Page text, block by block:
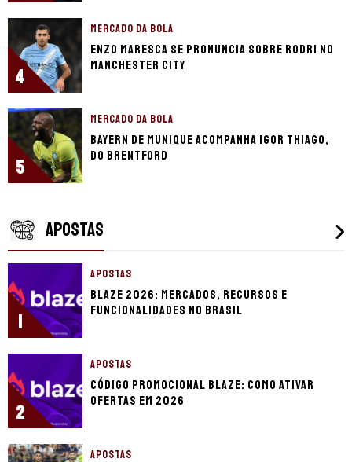
4
MERCADO DA BOLA
Enzo Maresca se pronuncia sobre Rodri no
Manchester City
5
MERCADO DA BOLA
Bayern de Munique acompanha Igor Thiago,
do Brentford
APOSTAS
1
APOSTAS
Blaze 2026: mercados, recursos e
funcionalidades no Brasil
2
APOSTAS
Código promocional Blaze: como ativar
ofertas em 2026
APOSTAS